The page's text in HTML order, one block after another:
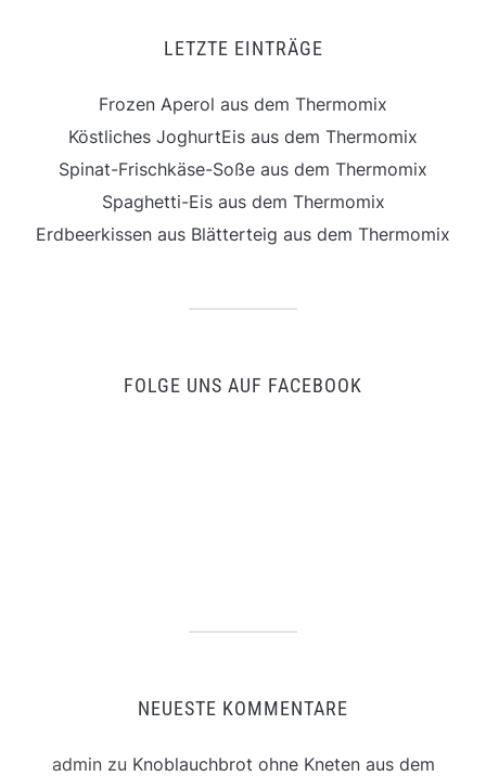
LETZTE EINTRÄGE
Frozen Aperol aus dem Thermomix
Köstliches JoghurtEis aus dem Thermomix
Spinat-Frischkäse-Soße aus dem Thermomix
Spaghetti-Eis aus dem Thermomix
Erdbeerkissen aus Blätterteig aus dem Thermomix
FOLGE UNS AUF FACEBOOK
NEUESTE KOMMENTARE
adminzu Knoblauchbrot ohne Kneten aus dem